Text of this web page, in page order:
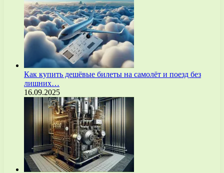
Как купить дешёвые билеты на самолёт и поезд без
лишних…
16.09.2025